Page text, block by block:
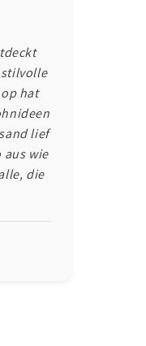
hat
lief
aus wie
die